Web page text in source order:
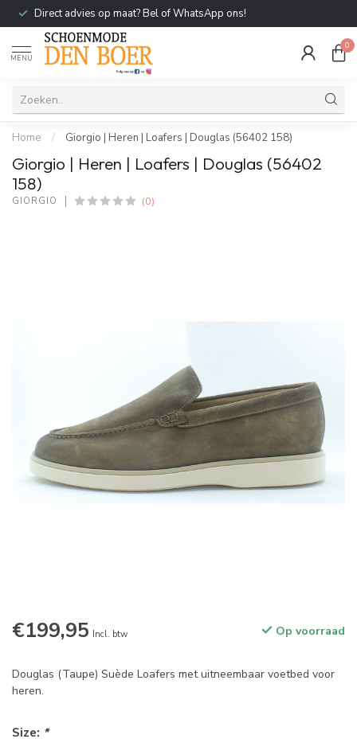
Direct advies op maat? Bel of WhatsApp ons!
MENU
0
Home / Giorgio | Heren | Loafers | Douglas (56402 158)
Giorgio | Heren | Loafers | Douglas (56402
158)
GIORGIO (0)
€199,95 Incl. btw Op voorraad
Douglas (Taupe) Suède Loafers met uitneembaar voetbed voor
heren.
Size: *